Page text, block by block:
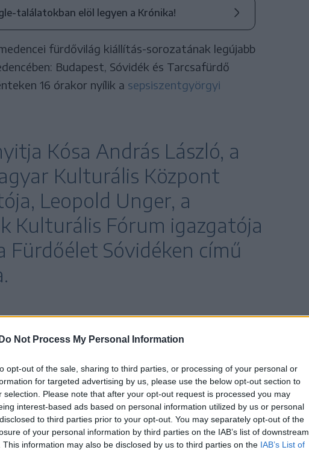
Do Not Process My Personal Information
opt-out of the sale, sharing to third parties, or processing of your personal or
for targeted advertising by us, please use the below opt-out section to
selection. Please note that after your opt-out request is processed you may
interest-based ads based on personal information utilized by us or personal
to third parties prior to your opt-out. You may separately opt-out of the
of your personal information by third parties on the IAB’s list of downstream
This information may also be disclosed by us to third parties on the IAB’s List of
találatokban elöl legyen a Krónika!
fürdővilág kiállítás-sorozatának legújabb
Budapest, Sóvidék és Tarcsafürdő
16 órakor nyílik a sepsiszentgyörgyi
Kósa András László, a
Kulturális Központ
Leopold Unger, a
Kulturális Fórum igazgatója
Fürdőélet Sóvidéken című